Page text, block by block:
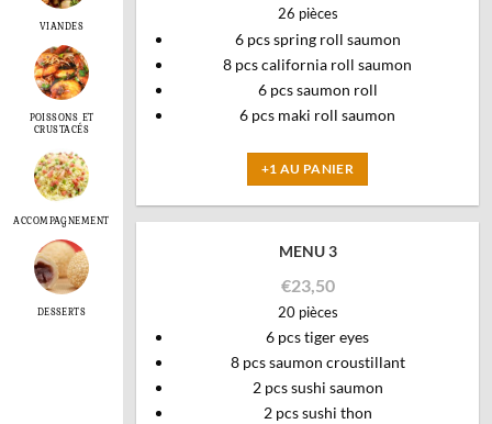
VIANDES
POISSONS ET
CRUSTACÉS
ACCOMPAGNEMENT
DESSERTS
26 pièces
6 pcs spring roll saumon
8 pcs california roll saumon
6 pcs saumon roll
6 pcs maki roll saumon
+1 AU PANIER
MENU 3
€23,50
20 pièces
6 pcs tiger eyes
8 pcs saumon croustillant
2 pcs sushi saumon
2 pcs sushi thon